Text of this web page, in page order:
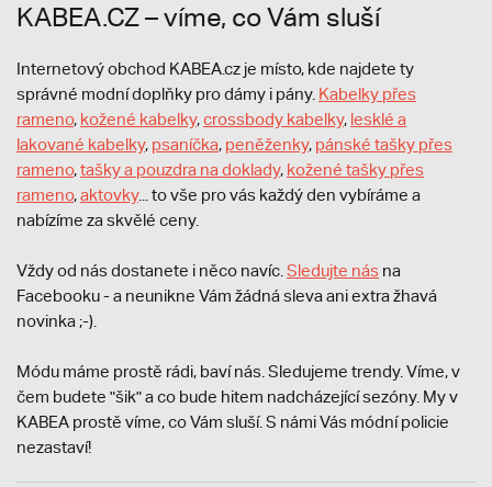
KABEA.CZ – víme, co Vám sluší
Internetový obchod KABEA.cz je místo, kde najdete ty
správné modní doplňky pro dámy i pány. Kabelky přes
rameno, kožené kabelky,crossbody kabelky, lesklé a
lakované kabelky, psaníčka, peněženky, pánské tašky přes
rameno,tašky a pouzdra na doklady, kožené tašky přes
rameno,aktovky... to vše pro vás každý den vybíráme a
nabízíme za skvělé ceny.
Vždy od nás dostanete i něco navíc. Sledujte nás na
Facebooku - a neunikne Vám žádná sleva ani extra žhavá
novinka ;-).
Módu máme prostě rádi, baví nás. Sledujeme trendy. Víme, v
čem budete "šik" a co bude hitem nadcházející sezóny. My v
KABEA prostě víme, co Vám sluší. S námi Vás módní policie
nezastaví!